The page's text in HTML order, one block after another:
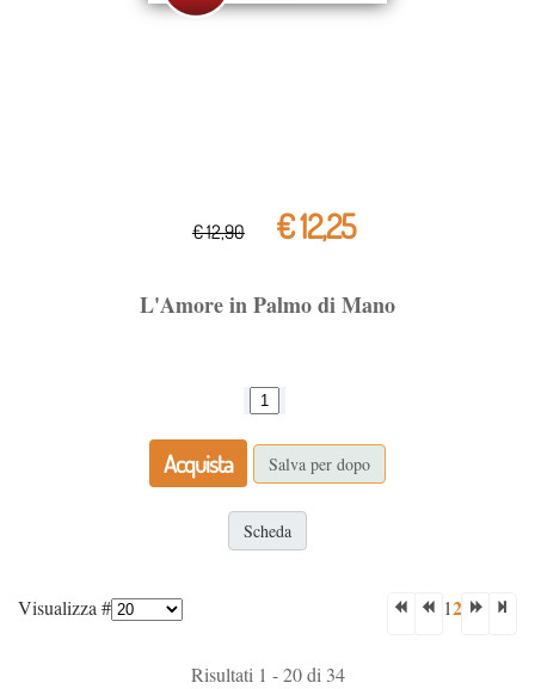
€ 12,90 € 12,25
L'Amore in Palmo di Mano
Acquista Salva per dopo
Scheda
Visualizza # 12
Risultati 1 - 20 di 34